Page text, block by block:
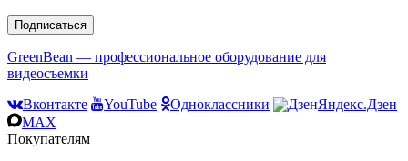
Подписаться
GreenBean — профессиональное оборудование для
видеосъемки
Вконтакте
YouTube Одноклассники
Яндекс.Дзен
MAX
Покупателям